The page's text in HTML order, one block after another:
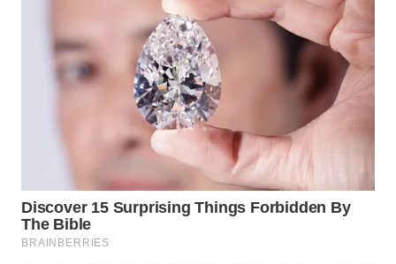
WN
GORONTALO
WN
MALUT